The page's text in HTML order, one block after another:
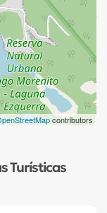
contributors
Turísticas